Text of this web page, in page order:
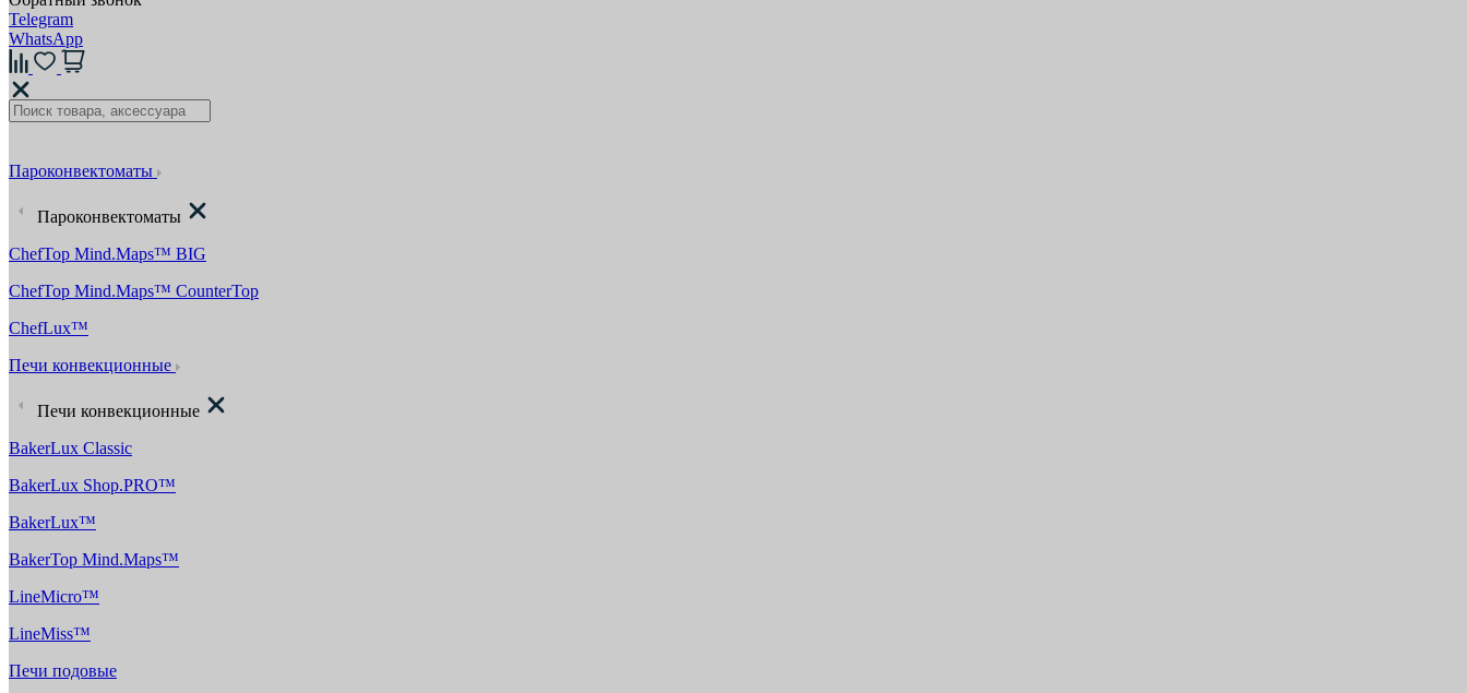
Telegram
WhatsApp
Пароконвектоматы
Пароконвектоматы
ChefTop Mind.Maps™ BIG
ChefTop Mind.Maps™ CounterTop
ChefLux™
Печи конвекционные
Печи конвекционные
BakerLux Classic
BakerLux Shop.PRO™
BakerLux™
BakerTop Mind.Maps™
LineMicro™
LineMiss™
Печи подовые